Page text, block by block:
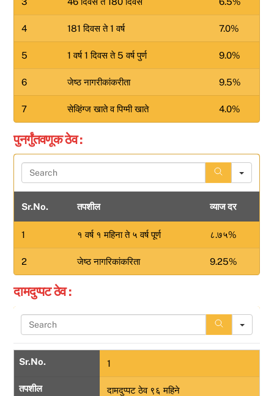
4 181 दिवस ते 1 वर्ष 7.0%
5 1 वर्ष 1 दिवस ते 5 वर्ष पुर्ण 9.0%
6 जेष्ठ नागरीकांकरीता 9.5%
7 सेव्हिंग्ज खाते व पिग्मी खाते 4.0%
पुनर्गुंतवणूक ठेव :
e
a
c
Sr.No. तपशील व्याज दर
1 १ वर्ष १ महिना ते ५ वर्ष पूर्ण ८.७५%
2 जेष्ठ नागरिकांकरिता 9.25%
दामदुप्पट ठेव :
e
Sr.No. 1
तपशील दामदुप्पट ठेव ९६ महिने